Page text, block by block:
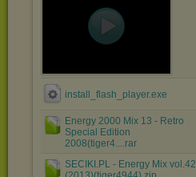
install_flash_player.exe
Energy 2000 Mix 13 - Retro
Special Edition
2008(tiger4....rar
SECIKI.PL - Energy Mix vol.42